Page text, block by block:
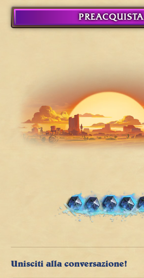
PREACQUISTA
Unisciti alla conversazione!